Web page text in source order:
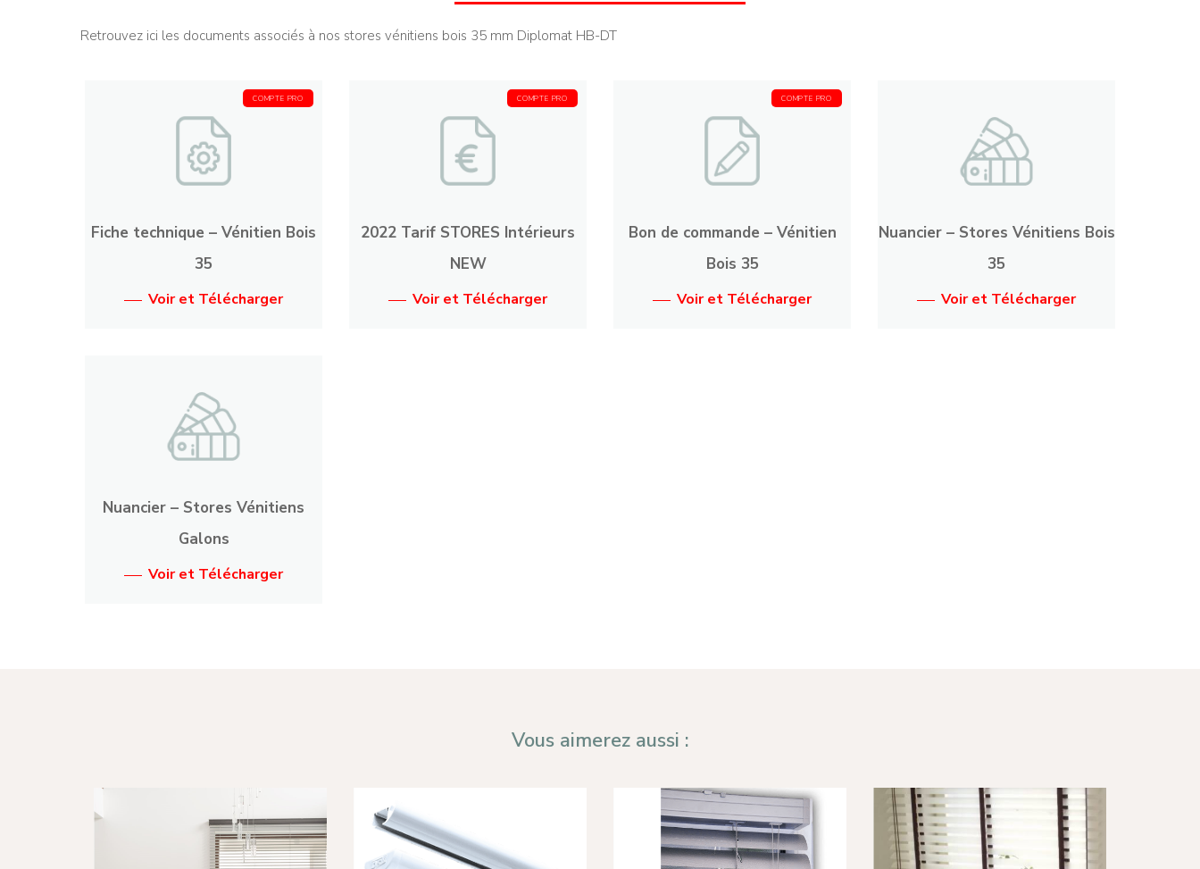
Retrouvez ici les documents associés à nos stores vénitiens bois 35 mm Diplomat HB-DT
COMPTE PRO
Fiche technique – Vénitien Bois
35
Voir et Télécharger
COMPTE PRO
2022 Tarif STORES Intérieurs
NEW
Voir et Télécharger
COMPTE PRO
Bon de commande – Vénitien
Bois 35
Voir et Télécharger
Nuancier – Stores Vénitiens Bois
35
Voir et Télécharger
Nuancier – Stores Vénitiens
Galons
Voir et Télécharger
Vous aimerez aussi :